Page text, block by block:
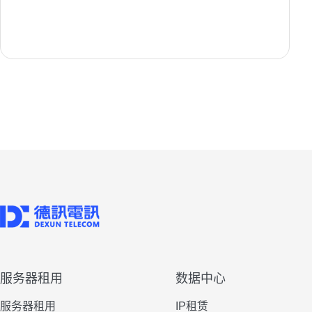
服务器租用
服务器租用
数据中心
IP租赁